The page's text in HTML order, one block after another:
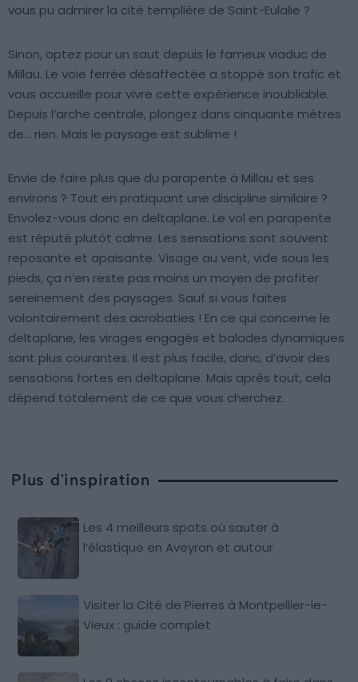
vous pu admirer la cité templière de Saint-Eulalie ?
Sinon, optez pour un saut depuis le fameux viaduc de
Millau. Le voie ferrée désaffectée a stoppé son trafic et
vous accueille pour vivre cette expérience inoubliable.
Depuis l’arche centrale, plongez dans cinquante mètres
de… rien. Mais le paysage est sublime !
Envie de faire plus que du parapente à Millau et ses
environs ? Tout en pratiquant une discipline similaire ?
Envolez-vous donc en deltaplane. Le vol en parapente
est réputé plutôt calme. Les sensations sont souvent
reposante et apaisante. Visage au vent, vide sous les
pieds, ça n’en reste pas moins un moyen de profiter
sereinement des paysages. Sauf si vous faites
volontairement des acrobaties ! En ce qui concerne le
deltaplane, les virages engagés et balades dynamiques
sont plus courantes. Il est plus facile, donc, d’avoir des
sensations fortes en deltaplane. Mais après tout, cela
dépend totalement de ce que vous cherchez.
Plus d'inspiration
Les 4 meilleurs spots où sauter à
l’élastique en Aveyron et autour
Visiter la Cité de Pierres à Montpellier-le-
Vieux : guide complet